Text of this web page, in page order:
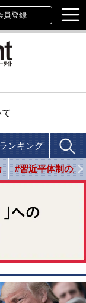
員登録
ランキング
#習近平体制の光